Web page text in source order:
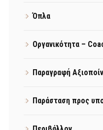
Όπλα
Οργανικότητα –
Παραγραφή
Παράσταση προς